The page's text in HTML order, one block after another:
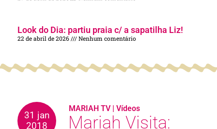
Look do Dia: partiu praia c/ a sapatilha Liz!
22 de abril de 2026 Nenhum comentário
31 jan
2018
MARIAH TV| Vídeos
Mariah Visita: